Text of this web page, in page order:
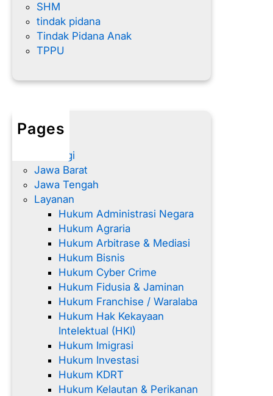
SHM
tindak pidana
Tindak Pidana Anak
TPPU
Pages
Home
Hubungi
Jawa Barat
Jawa Tengah
Layanan
Hukum Administrasi Negara
Hukum Agraria
Hukum Arbitrase & Mediasi
Hukum Bisnis
Hukum Cyber Crime
Hukum Fidusia & Jaminan
Hukum Franchise / Waralaba
Hukum Hak Kekayaan
Intelektual (HKI)
Hukum Imigrasi
Hukum Investasi
Hukum KDRT
Hukum Kelautan & Perikanan